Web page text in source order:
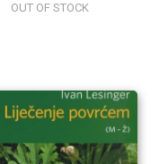
OUT OF STOCK